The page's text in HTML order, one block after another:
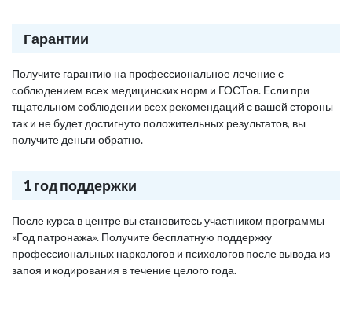
Гарантии
Получите гарантию на профессиональное лечение с
соблюдением всех медицинских норм и ГОСТов. Если при
тщательном соблюдении всех рекомендаций с вашей стороны
так и не будет достигнуто положительных результатов, вы
получите деньги обратно.
1 год поддержки
После курса в центре вы становитесь участником программы
«Год патронажа». Получите бесплатную поддержку
профессиональных наркологов и психологов после вывода из
запоя и кодирования в течение целого года.